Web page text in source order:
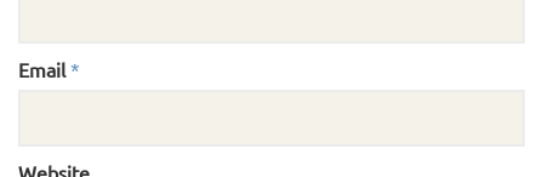
Email *
Website